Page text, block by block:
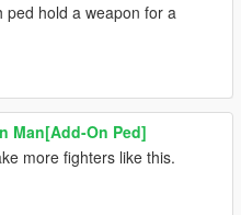
ped hold a weapon for a
Man[Add-On Ped]
more fighters like this.